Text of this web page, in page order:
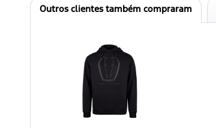
Outros clientes também compraram